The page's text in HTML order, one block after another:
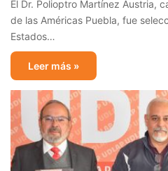
El Dr. Polioptro Martínez Austria,
de las Américas Puebla, fue
Estados…
Leer más »